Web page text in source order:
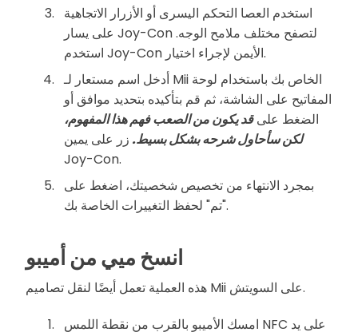
استخدم العصا التحكم اليسرى أو الأزرار الاتجاهية
على يسار Joy-Con لتصفح مختلف ملامح الوجه.
استخدم Joy-Con الأيمن لإجراء اختيار.
أدخل اسم مستعار لـ Mii الخاص بك باستخدام لوحة
المفاتيح على الشاشة، ثم قم بتأكيده بتحديد موافق أو
الضغط علىقد يكون من الصعب فهم هذا المفهوم،
لكن سأحاول شرحه بشكل بسيط. زر على يمين
Joy-Con.
بمجرد الانتهاء من تخصيص شخصيتك، اضغط على
"تم" لحفظ التغييرات الخاصة بك.
انسخ ميي من أميبو
هذه العملية تعمل أيضًا لنقل تصاميم Mii على السويتش.
امسك الأميبو بالقرب من نقطة اللمس NFC على يد